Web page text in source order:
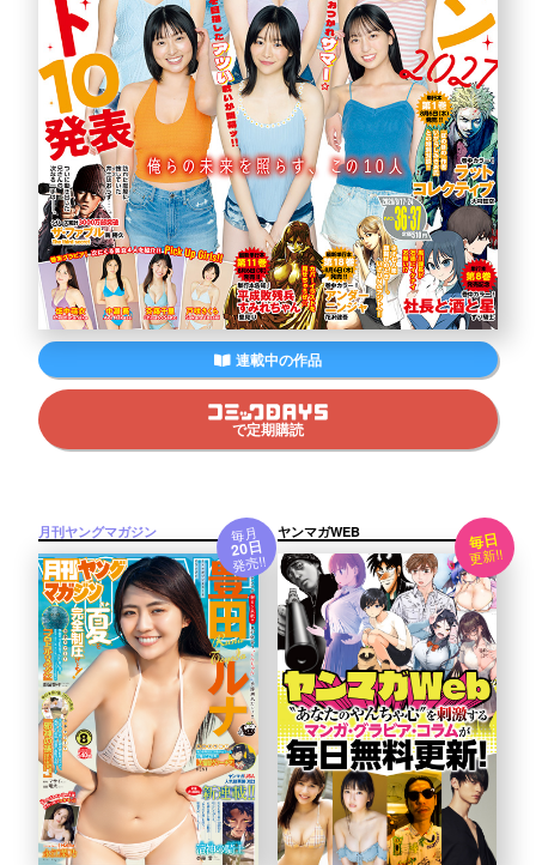
連載中の作品
で定期購読
月刊ヤングマガジン 毎月
20日
発売!!
ヤンマガWEB 毎日
更新!!